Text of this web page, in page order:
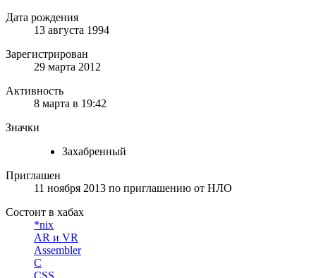
Дата рождения
13 августа 1994
Зарегистрирован
29 марта 2012
Активность
8 марта в 19:42
Значки
Захабренный
Приглашен
11 ноября 2013 по приглашению от НЛО
Состоит в хабах
*nix
AR и VR
Assembler
C
CSS